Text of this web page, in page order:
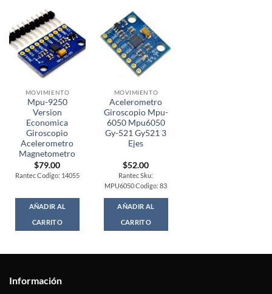
MOVIMIENTO
Mpu-9250
Version
Economica
Giroscopio
Acelerometro
Magnetometro
$79.00
Rantec Codigo: 14055
AÑADIR AL
CARRITO
MOVIMIENTO
Acelerometro
Giroscopio Mpu-
6050 Mpu6050
Gy-521 Gy521 3
Ejes
$52.00
Rantec Sku:
MPU6050 Codigo: 83
AÑADIR AL
CARRITO
Información